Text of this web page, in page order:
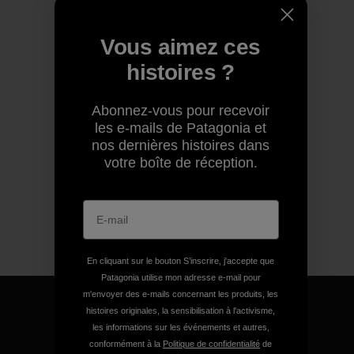
Vous aimez ces
histoires ?
Abonnez-vous pour recevoir
les e-mails de Patagonia et
nos dernières histoires dans
votre boîte de réception.
En cliquant sur le bouton S’inscrire, j'accepte que
Patagonia utilise mon adresse e-mail pour
m'envoyer des e-mails concernant les produits, les
histoires originales, la sensibilisation à l'activisme,
les informations sur les événements et autres,
conformément à la Politique de confidentialité de